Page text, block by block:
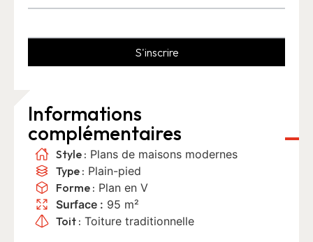
S'inscrire
Informations
complémentaires
Style : Plans de maisons modernes
Type : Plain-pied
Forme : Plan en V
Surface : 95 m²
Toit : Toiture traditionnelle